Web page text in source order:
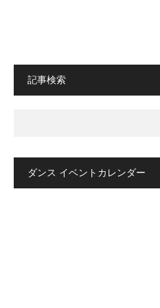
記事検索
ダンス イベントカレンダー